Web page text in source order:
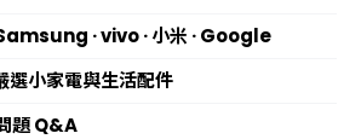
· vivo · 小米 · Google
選小家電與生活配件
題 Q&A